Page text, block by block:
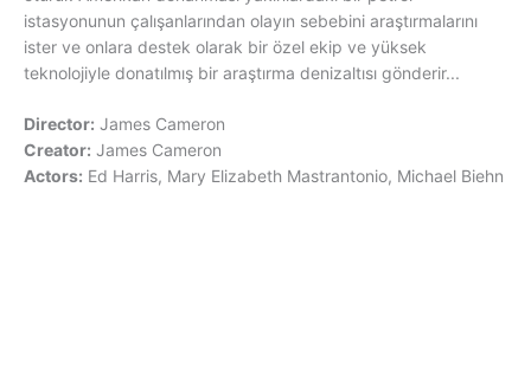
istasyonunun çalışanlarından olayın sebebini araştırmalarını
ister ve onlara destek olarak bir özel ekip ve yüksek
teknolojiyle donatılmış bir araştırma denizaltısı gönderir...
Director: James Cameron
Creator: James Cameron
Actors: Ed Harris, Mary Elizabeth Mastrantonio, Michael Biehn